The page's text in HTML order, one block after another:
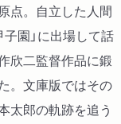
点。自立した人間
園」に出場して話
欣二監督作品に鍛
。文庫版ではその
太郎の軌跡を追う